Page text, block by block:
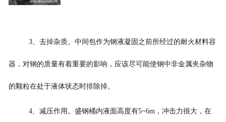
3、去掉杂质。中间包作为钢液凝固之前所经过的耐火材料容
器，对钢的质量有着重要的影响，应该尽可能使钢中非金属夹杂物
的颗粒在处于液体状态时排除掉。
4、减压作用。盛钢桶内液面高度有5~6m，冲击力很大，在